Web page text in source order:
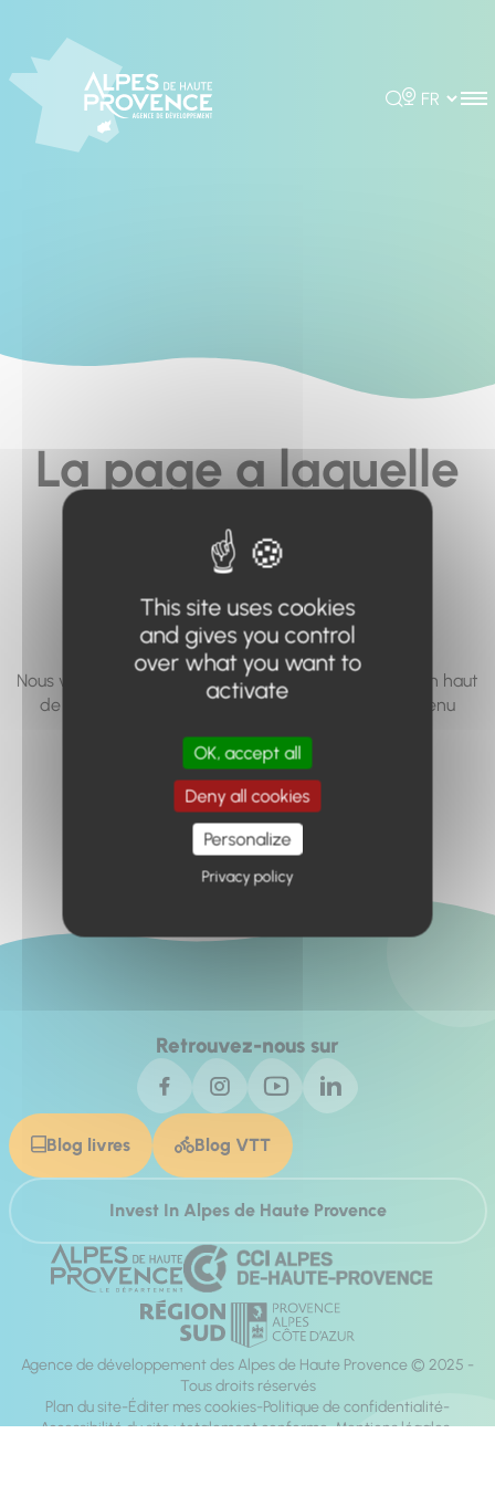
Rechercher
Choisir la
La page a laquelle
vous cherchez à
accéder n'existe
pas... ou plus.
Nous vous invitons à utiliser le moteur de recherche en haut
de page, ou à utiliser le menu pour trouver le contenu
Retour à l'accueil
Retrouvez-nous sur
Blog livres Blog VTT
Invest In Alpes de Haute Provence
Agence de développement des Alpes de Haute Provence © 2025 -
Tous droits réservés
Plan du site Éditer mes cookies Politique de confidentialité
Accessibilité du site : totalement conforme Mentions légales
This site uses cookies
and gives you control
over what you want to
activate
OK, accept all
Deny all cookies
Personalize
Privacy policy